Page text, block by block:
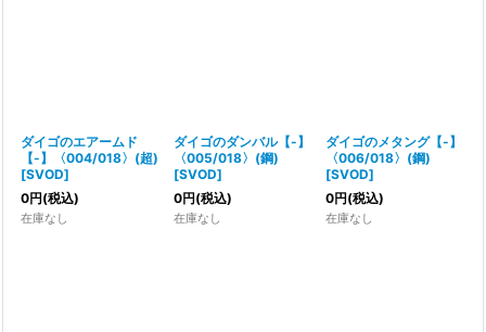
ダイゴのエアームド
【-】〈004/018〉(超)
[SVOD]
0円(税込)
在庫なし
ダイゴのダンバル【-】
〈005/018〉(鋼)
[SVOD]
0円(税込)
在庫なし
ダイゴのメタング【-】
〈006/018〉(鋼)
[SVOD]
0円(税込)
在庫なし